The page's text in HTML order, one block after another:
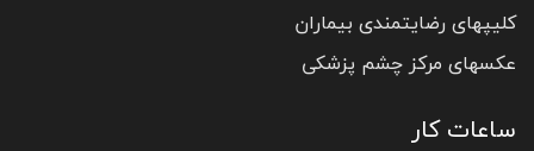
کلیپهای رضایتمندی بیماران
عکسهای مرکز چشم پزشکی
ساعات کار